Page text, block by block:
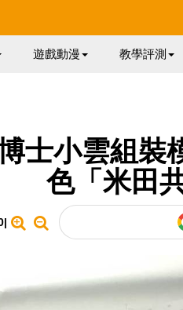
遊戲動漫 教學評測
士小雲組裝
色「米田共
|